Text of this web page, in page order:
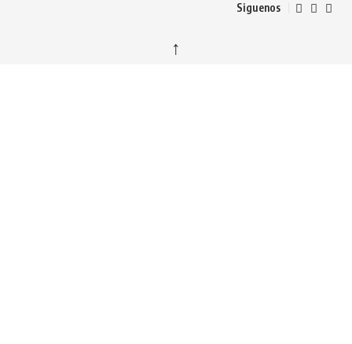
Siguenos
↑